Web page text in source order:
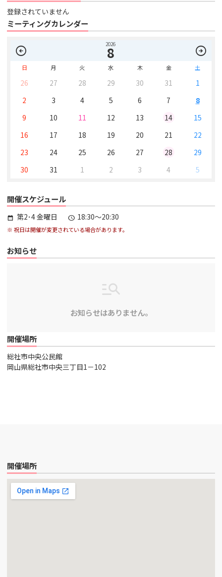
登録されていません
ミーティングカレンダー
arrow_circle_left 2026
8 arrow_circle_right
日 月 火 水 木 金 土
26 27 28 29 30 31
1
2
3 4 5 6 7
8
9
10 11 12 13 14
15
16
17 18 19 20 21
22
23
24 25 26 27 28
29
30
31 1 2 3 4 5
開催スケジュール
calendar_month 第2･4 金曜日 schedule 18:30～20:30
※ 祝日は開催が変更されている場合があります。
お知らせ
お知らせはありません。
開催場所
総社市中央公民館
岡山県総社市中央三丁目1－102
開催場所